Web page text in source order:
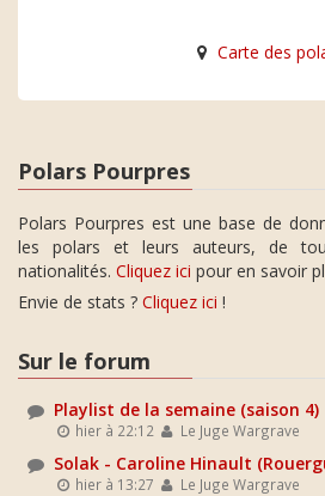
Carte des
Polars Pourpres
Polars Pourpres est une base de
les polars et leurs auteurs, de
nationalités. Cliquez ici pour en savoir
Envie de stats ? Cliquez ici !
Sur le forum
Playlist de la semaine (saison 4)
hier à 22:12 Le Juge Wargrave
Solak - Caroline Hinault
hier à 13:27 Le Juge Wargrave